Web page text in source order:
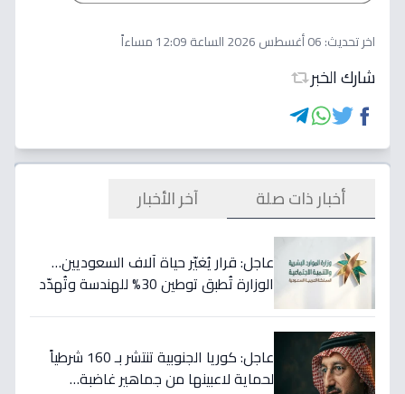
اخر تحديث:06 أغسطس 2026 الساعة 12:09 مساءاً
شارك الخبر
أخبار ذات صلة آخر الأخبار
عاجل: قرار يُغيّر حياة آلاف السعوديين…
الوزارة تُطبق توطين 30% للهندسة وتُهدّد
عاجل: كوريا الجنوبية تنتشر بـ 160 شرطياً
لحماية لاعبينها من جماهير غاضبة…